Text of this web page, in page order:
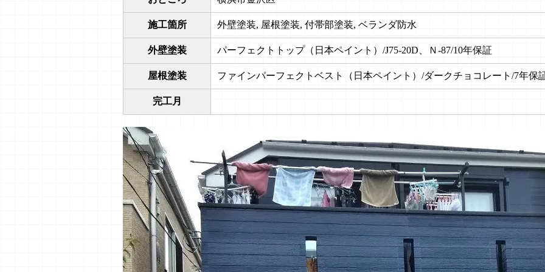
施工箇所 外壁塗装, 屋根塗装, 付帯部塗装, ベランダ防水
外壁塗装 パーフェクトトップ（日本ペイント）/J75-20D、Ｎ-87/10年保証
屋根塗装 ファインパーフェクトベスト（日本ペイント）/ダークチョコレート/7年保
完工月